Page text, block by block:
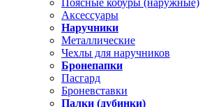
Поясные кобуры (наружные)
Аксессуары
Наручники
Металлические
Чехлы для наручников
Бронепапки
Пасгард
Броневставки
Палки (дубинки)